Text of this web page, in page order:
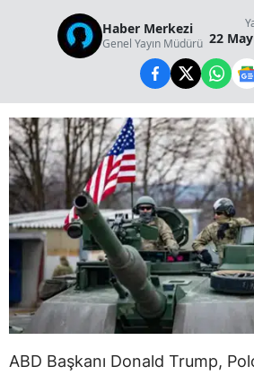
Haber Merkezi
Genel Yayın Müdürü 22
ABD Başkanı Donald Trump,